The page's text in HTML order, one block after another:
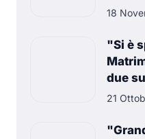
18
"Si è
due
21